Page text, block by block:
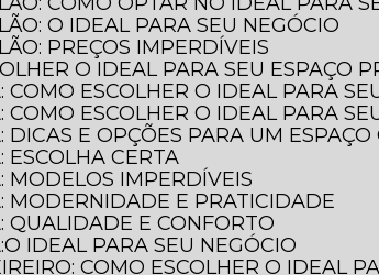
O IDEAL PARA SEU NEGÓCIO
PREÇOS IMPERDÍVEIS
O IDEAL PARA SEU ESPAÇO
COMO ESCOLHER O IDEAL PARA
COMO ESCOLHER O IDEAL PARA
DICAS E OPÇÕES PARA UM
ESCOLHA CERTA
MODELOS IMPERDÍVEIS
MODERNIDADE E PRATICIDADE
QUALIDADE E CONFORTO
IDEAL PARA SEU NEGÓCIO
COMO ESCOLHER O IDEAL